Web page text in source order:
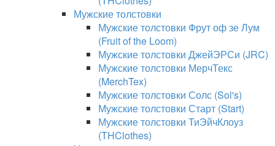
Мужские толстовки
Мужские толстовки Фрут оф зе Лум
(Fruit of the Loom)
Мужские толстовки ДжейЭРСи (JRC)
Мужские толстовки МерчТекс
(MerchTex)
Мужские толстовки Солс (Sol's)
Мужские толстовки Старт (Start)
Мужские толстовки ТиЭйчКлоуз
(THClothes)